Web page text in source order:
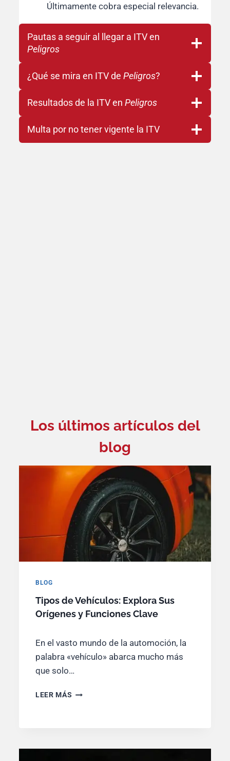
Últimamente cobra especial relevancia.
Pautas a seguir al llegar a ITV en
Peligros
¿Qué se mira en ITV de Peligros?
Resultados de la ITV en Peligros
Multa por no tener vigente la ITV
Los últimos artículos del
blog
BLOG
Tipos de Vehículos: Explora Sus
Orígenes y Funciones Clave
En el vasto mundo de la automoción, la
palabra «vehículo» abarca mucho más
que solo…
LEER MÁS T